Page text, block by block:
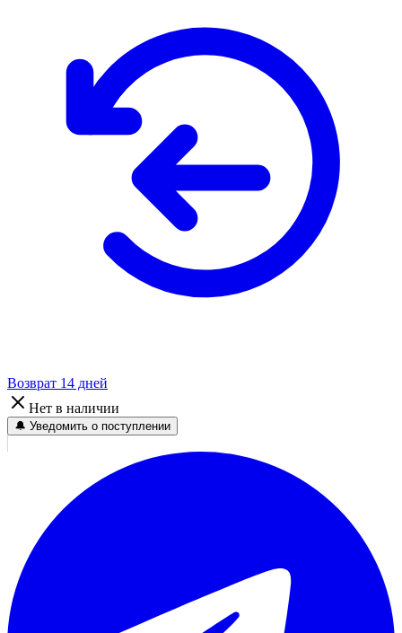
Возврат 14 дней
Нет в наличии
🔔 Уведомить о поступлении